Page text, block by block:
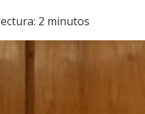
2 minutos